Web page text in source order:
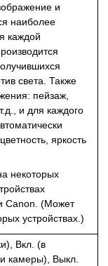
и
наиболее
каждой
света. Также
пейзаж,
и для каждого
яркость
некоторых
Canon (Может
устройствах.)
Вкл. (в
камеры), Выкл.